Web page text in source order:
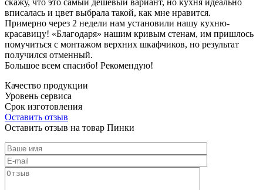
вписалась и цвет выбрала такой, как мне нравится.
Примерно через 2 недели нам установили нашу кухню-
красавицу! «Благодаря» нашим кривым стенам, им пришлось
помучиться с монтажом верхних шкафчиков, но результат
получился отменный.
Большое всем спасибо! Рекомендую!
Качество продукции
Уровень сервиса
Срок изготовления
Оставить отзыв
Оставить отзыв на товар Пинки